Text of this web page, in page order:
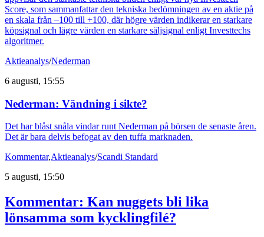
Score, som sammanfattar den tekniska bedömningen av en aktie på
en skala från –100 till +100, där högre värden indikerar en starkare
köpsignal och lägre värden en starkare säljsignal enligt Investtechs
algoritmer.
Aktieanalys/Nederman
6 augusti, 15:55
Nederman: Vändning i sikte?
Det har blåst snåla vindar runt Nederman på börsen de senaste åren.
Det är bara delvis befogat av den tuffa marknaden.
Kommentar,Aktieanalys/Scandi Standard
5 augusti, 15:50
Kommentar: Kan nuggets bli lika
lönsamma som kycklingfilé?